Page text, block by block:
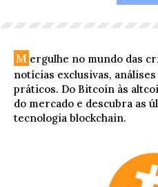
M ergulhe no mundo das
notícias exclusivas,
práticos. Do Bitcoin às
do mercado e descubra as
tecnologia blockchain.